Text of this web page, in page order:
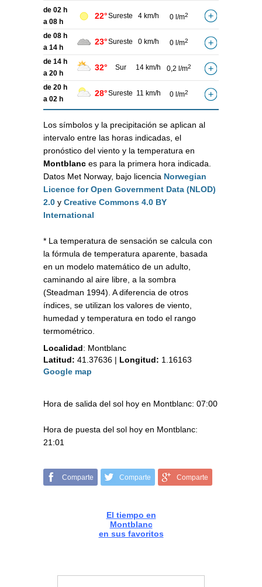
de 02 h
a 08 h
22°Sureste 4 km/h 0 l/m2
de 08 h
a 14 h
23°Sureste 0 km/h 0 l/m2
de 14 h
a 20 h
32° Sur 14 km/h 0,2 l/m2
de 20 h
a 02 h
28°Sureste 11 km/h 0 l/m2
Los símbolos y la precipitación se aplican al
intervalo entre las horas indicadas, el
pronóstico del viento y la temperatura en
Montblanc es para la primera hora indicada.
Datos Met Norway, bajo licencia Norwegian
Licence for Open Government Data (NLOD)
2.0 y Creative Commons 4.0 BY
International
* La temperatura de sensación se calcula con
la fórmula de temperatura aparente, basada
en un modelo matemático de un adulto,
caminando al aire libre, a la sombra
(Steadman 1994). A diferencia de otros
índices, se utilizan los valores de viento,
humedad y temperatura en todo el rango
termométrico.
Localidad: Montblanc
Latitud: 41.37636 | Longitud: 1.16163
Google map
Hora de salida del sol hoy en Montblanc: 07:00
Hora de puesta del sol hoy en Montblanc:
21:01
Comparte Comparte Comparte
El tiempo en
Montblanc
en sus favoritos